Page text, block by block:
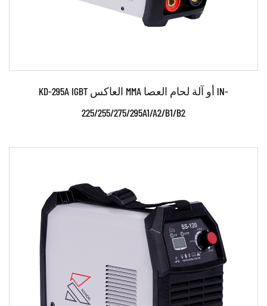
حدود:
●استخدام تكنولوجيا التحكم PWM والتحكم في ...
اقرأ أكثر
KD-295A IGBT العاكس MMA أو آلة لحام العصا IN-
225/255/275/295A1/A2/B1/B2